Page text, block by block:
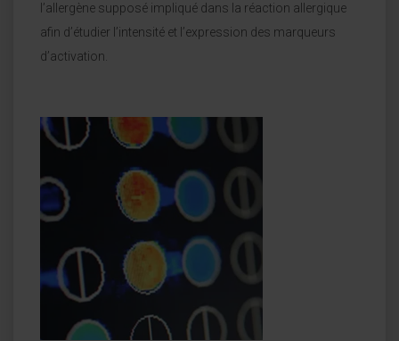
l’allergène supposé impliqué dans la réaction allergique
afin d’étudier l’intensité et l’expression des marqueurs
d’activation.